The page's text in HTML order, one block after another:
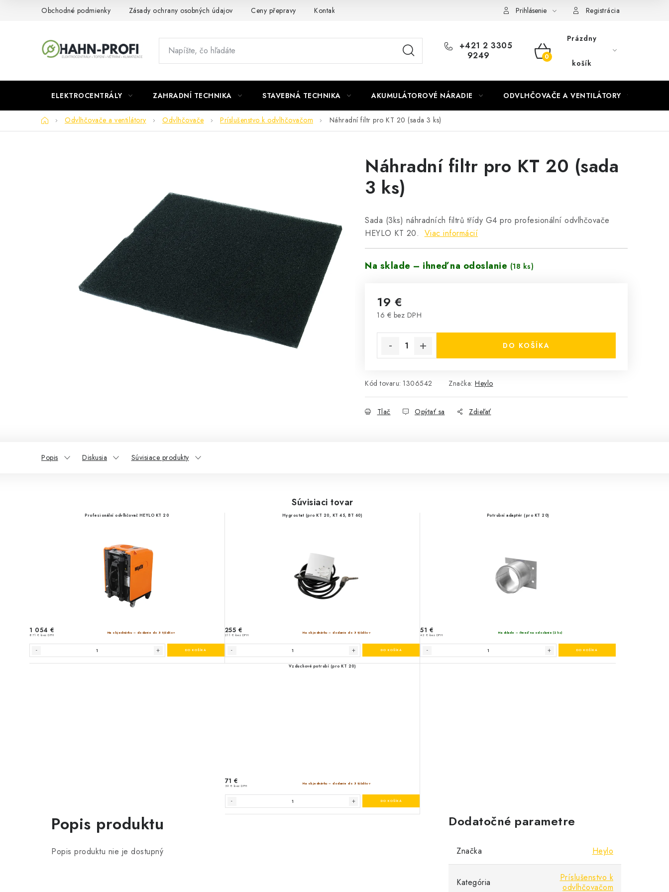
Obchodné podmienky Zásady ochrany osobných údajov Ceny přepravy Kontakty Prihlásenie Registrácia
+421 2 3305
9249
NÁKUPNÝ
Prázdny
košík
ELEKTROCENTRÁLY ZAHRADNÍ TECHNIKA STAVEBNÁ TECHNIKA AKUMULÁTOROVÉ NÁRADIE ODVLHČOVAČE A VENTILÁTORY
DomovOdvlhčovače a ventilátory Odvlhčovače Príslušenstvo k odvlhčovačom Náhradní filtr pro KT 20 (sada 3 ks)
Náhradní filtr pro KT 20 (sada
3 ks)
Sada (3ks) náhradních filtrů třídy G4 pro profesionální odvlhčovače
HEYLO KT 20. Viac informácií
Na sklade – ihneď na odoslanie (18 ks)
19 €
16 € bez DPH
DO KOŠÍKA
Kód tovaru: 1306542 Značka: Heylo
Tlač Opýtať sa Zdieľať
Popis Diskusia Súvisiace produkty
Súvisiaci tovar
Popis produktu
Popis produktu nie je dostupný
Dodatočné parametre
Značka Heylo
Kategória
Príslušenstvo k
odvlhčovačom